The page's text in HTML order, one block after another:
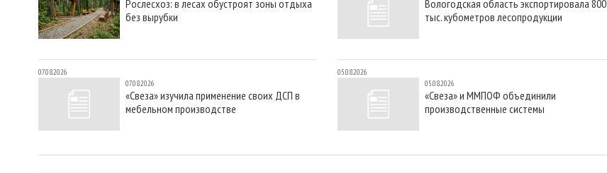
Рослесхоз: в лесах обустроят зоны отдыха
без вырубки
07.08.2026
07.08.2026
«Свеза» изучила применение своих ДСП в
мебельном производстве
Вологодская область экспортировала 800
тыс. кубометров лесопродукции
05.08.2026
05.08.2026
«Свеза» и ММПОФ объединили
производственные системы